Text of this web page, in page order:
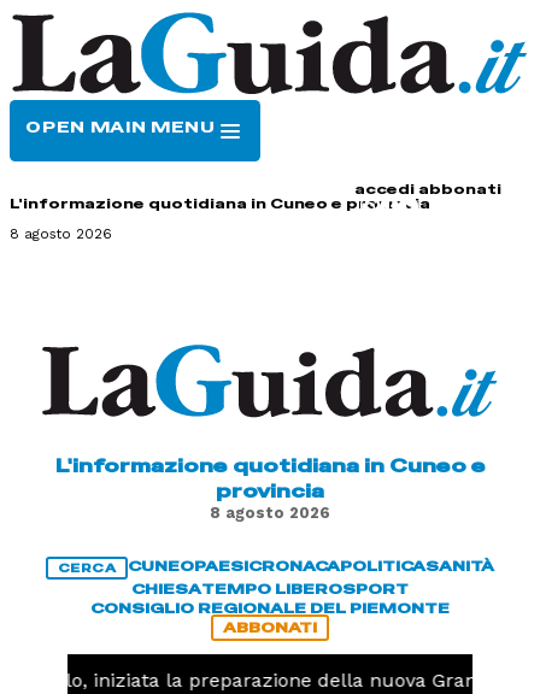
OPEN MAIN MENU
accedi abbonati
L'informazione quotidiana in Cuneo e provincia
8 agosto 2026
L'informazione quotidiana in Cuneo e
provincia
8 agosto 2026
CERCA CUNEOPAESICRONACAPOLITICASANITÀ
CHIESATEMPO LIBEROSPORT
CONSIGLIO REGIONALE DEL PIEMONTE
ABBONATI
iniziata la preparazione della nuova Granda